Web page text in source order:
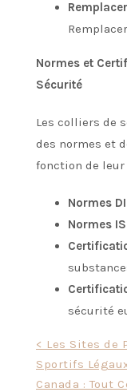
Normes et
Sécurité
Les colliers de
des normes et
fonction de
Normes
Normes
sécurité
navigation
< Les Sites de
Sportifs
Canada : Tout